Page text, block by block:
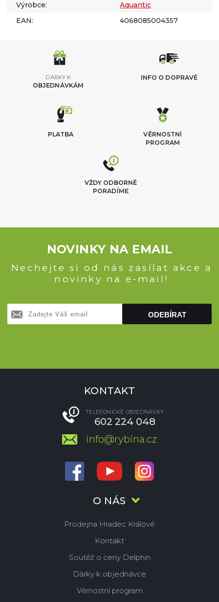
Výrobce:
Aquantic
EAN:
4068085004357
DÁRKY K
OBJEDNÁVKÁM
INFO O DOPRAVĚ
VĚRNOSTNÍ
PROGRAM
PLATBA
VŽDY ODBORNĚ
PORADÍME
NOVINKY NA EMAIL
Nechejte si od nás zasílat akce a
novinky na e-mail!
ODEBÍRAT
O NÁS
Prodejna Hradec Králové
Kontakt
Soutěž o ceny Delphin
Dárky k objednávce
Věrnostní program
KONTAKT
TELEFONICKÉ OBJEDNÁVKY
602 224 048
info@rybina.cz